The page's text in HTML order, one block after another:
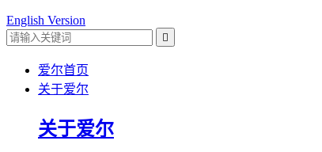
English Version

爱尔首页
关于爱尔
关于爱尔